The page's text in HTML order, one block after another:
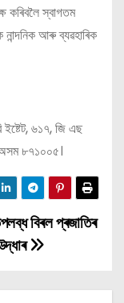
কৰিবলৈ স্বাগতম
আৰু ব্যৱহাৰিক
৬১৭, জি এছ
অসম ৮৭১০০৫।
বিৰল প্ৰজাতিৰ